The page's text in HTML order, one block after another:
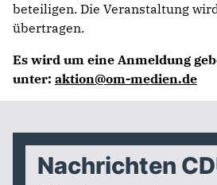
beteiligen. Die Veranstaltung
übertragen.
Es wird um eine Anmeldung
unter: aktion@om-medien.de
Nachrichten